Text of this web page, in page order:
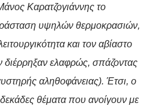
Καρατζογιάννης το
υψηλών θερμοκρασιών,
και τον αβίαστο
διέρρηξαν ελαφρώς, σπάζοντας
αληθοφάνειας). Έτσι, ο
θέματα που ανοίγουν με